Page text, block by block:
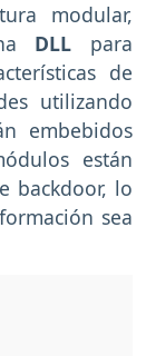
modular,
DLL para
de
utilizando
embebidos
están
backdoor, lo
sea